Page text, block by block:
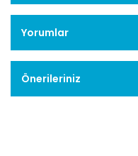
Yorumlar
Önerileriniz